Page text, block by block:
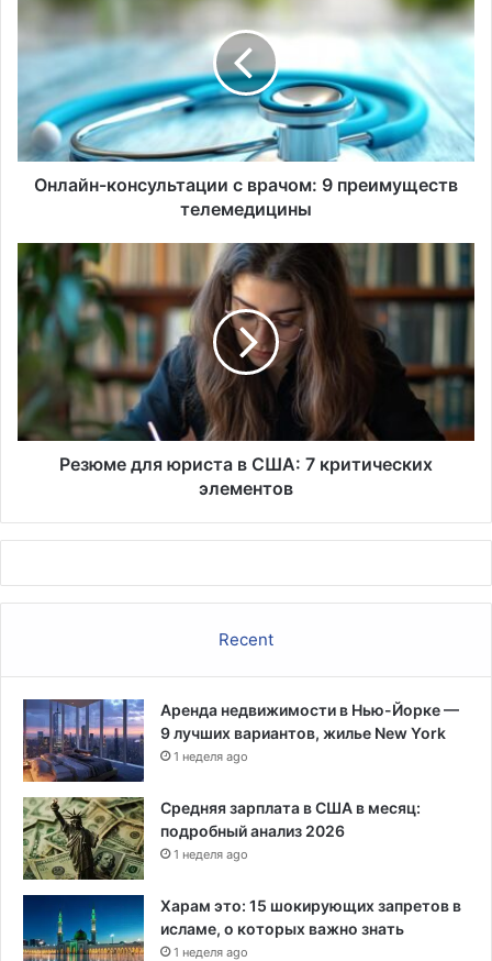
с
врачом:
преимуществ
телемедицины
Онлайн-консультации с врачом: 9 преимуществ
телемедицины
Резюме
для
юриста
США:
критических
элементов
Резюме для юриста в США: 7 критических
элементов
Recent
Аренда недвижимости в Нью-Йорке —
9 лучших вариантов, жилье New York
1 неделя ago
Средняя зарплата в США в месяц:
подробный анализ 2026
1 неделя ago
Харам это: 15 шокирующих запретов в
исламе, о которых важно знать
1 неделя ago